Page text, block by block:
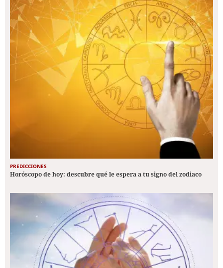
PREDICCIONES
Horóscopo de hoy: descubre qué le espera a tu signo del zodiaco